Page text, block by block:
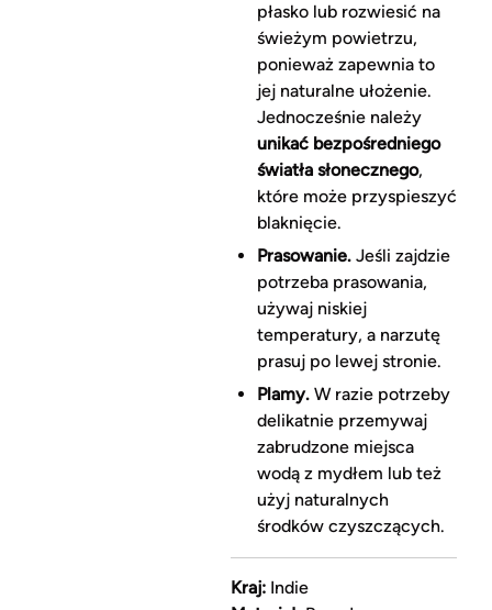
płasko lub rozwiesić na
świeżym powietrzu,
ponieważ zapewnia to
jej naturalne ułożenie.
Jednocześnie należy
unikać bezpośredniego
światła słonecznego,
które może przyspieszyć
blaknięcie.
Prasowanie.Jeśli zajdzie
potrzeba prasowania,
używaj niskiej
temperatury, a narzutę
prasuj po lewej stronie.
Plamy.W razie potrzeby
delikatnie przemywaj
zabrudzone miejsca
wodą z mydłem lub też
użyj naturalnych
środków czyszczących.
Kraj:Indie